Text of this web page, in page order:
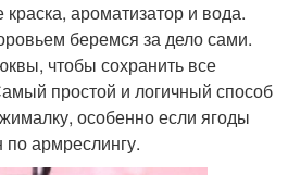
краска, ароматизатор и вода.
беремся за дело сами.
чтобы сохранить все
простой и логичный способ
особенно если ягоды
армреслингу.